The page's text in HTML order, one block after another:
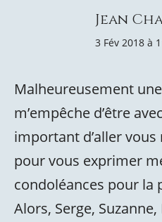
Jean
3 Fév 2018 à
Malheureusement
m’empêche d’être
important d’aller
pour vous exprimer
condoléances pour la
Alors, Serge,